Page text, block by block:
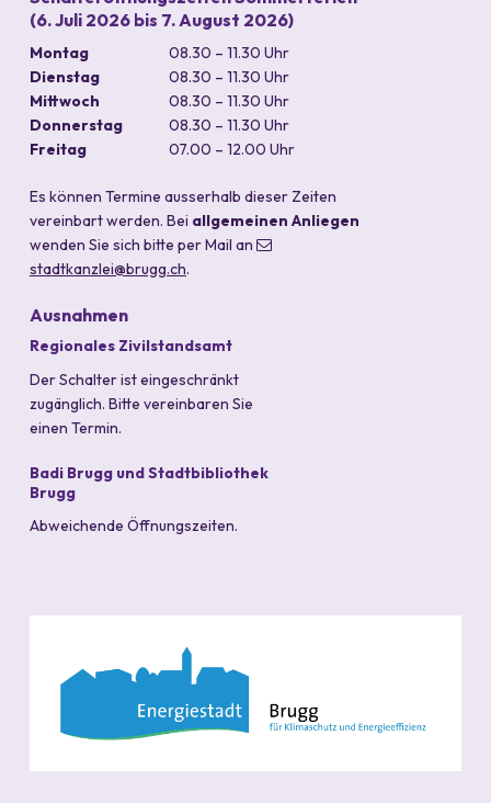
(6. Juli 2026 bis 7. August 2026)
Wochentag Vormittag Nachmittag
Montag
08.30 – 11.30 Uhr
Dienstag
08.30 – 11.30 Uhr
Mittwoch
08.30 – 11.30 Uhr
Donnerstag
08.30 – 11.30 Uhr
Freitag
07.00 – 12.00 Uhr
Es können Termine ausserhalb dieser Zeiten
vereinbart werden. Bei allgemeinen Anliegen
wenden Sie sich bitte per Mail an
stadtkanzlei@brugg.ch.
Ausnahmen
Regionales Zivilstandsamt
Der Schalter ist eingeschränkt
zugänglich. Bitte vereinbaren Sie
einen Termin.
Badi Brugg und Stadtbibliothek
Brugg
Abweichende Öffnungszeiten.